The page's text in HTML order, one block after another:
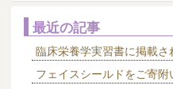
最近の記事
臨床栄養学実習書に掲載さ
フェイスシールドをご寄附